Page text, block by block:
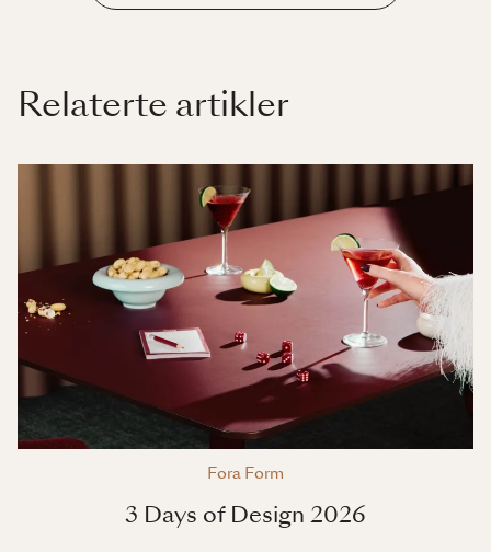
Relaterte artikler
Fora Form
3 Days of Design 2026